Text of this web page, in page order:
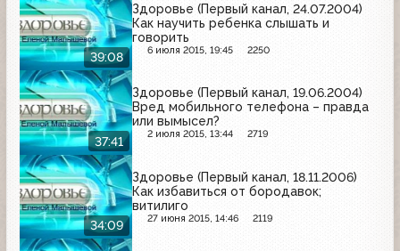
39:08
Здоровье (Первый канал, 24.07.2004)
Как научить ребенка слышать и
говорить
6 июля 2015, 19:45 2250
37:41
Здоровье (Первый канал, 19.06.2004)
Вред мобильного телефона – правда
или вымысел?
2 июля 2015, 13:44 2719
34:09
Здоровье (Первый канал, 18.11.2006)
Как избавиться от бородавок;
витилиго
27 июня 2015, 14:46 2119